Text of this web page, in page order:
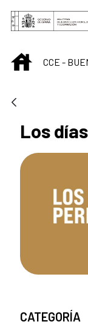
Saltar al
INICIO
CCE -
Los
CATEGORÍA